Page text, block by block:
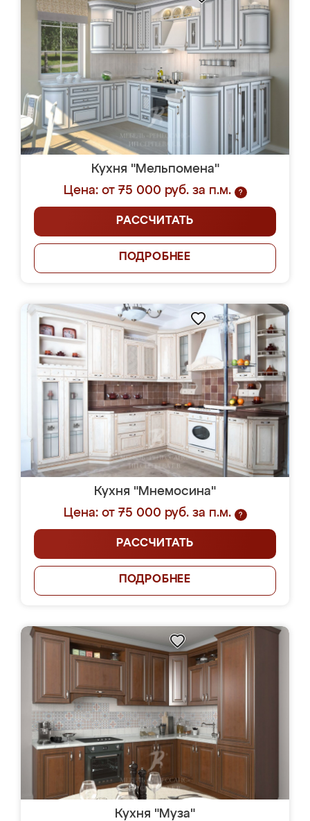
Кухня "Мельпомена"
Цена: от 75 000 руб. за п.м.
?
РАССЧИТАТЬ
ПОДРОБНЕЕ
Кухня "Мнемосина"
Цена: от 75 000 руб. за п.м.
?
РАССЧИТАТЬ
ПОДРОБНЕЕ
Кухня "Муза"